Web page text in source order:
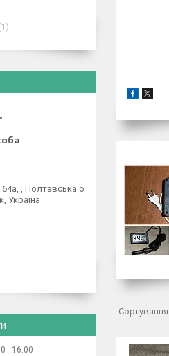
1
, Полтавська о
Україна
16:00